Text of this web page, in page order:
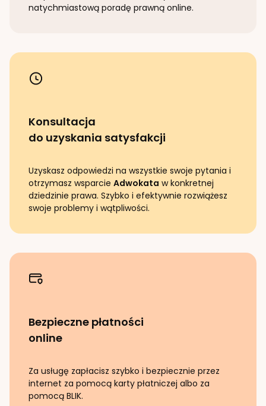
natychmiastową poradę prawną online.
Konsultacja
do uzyskania satysfakcji
Uzyskasz odpowiedzi na wszystkie swoje pytania i
otrzymasz wsparcie Adwokata w konkretnej
dziedzinie prawa. Szybko i efektywnie rozwiążesz
swoje problemy i wątpliwości.
Bezpieczne płatności
online
Za usługę zapłacisz szybko i bezpiecznie przez
internet za pomocą karty płatniczej albo za
pomocą BLIK.